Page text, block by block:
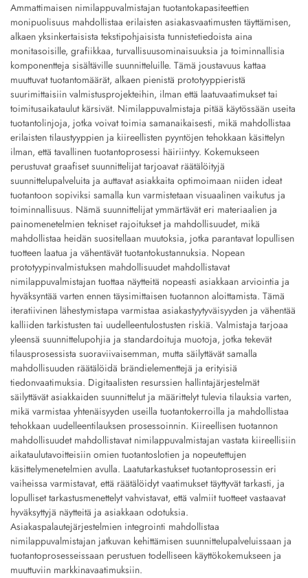
Ammattimaisen nimilappuvalmistajan tuotantokapasiteettien
monipuolisuus mahdollistaa erilaisten asiakasvaatimusten täyttämisen,
alkaen yksinkertaisista tekstipohjaisista tunnistetiedoista aina
monitasoisille, grafiikkaa, turvallisuusominaisuuksia ja toiminnallisia
komponentteja sisältäville suunnitteluille. Tämä joustavuus kattaa
muuttuvat tuotantomäärät, alkaen pienistä prototyyppieristä
suurimittaisiin valmistusprojekteihin, ilman että laatuvaatimukset tai
toimitusaikataulut kärsivät. Nimilappuvalmistaja pitää käytössään useita
tuotantolinjoja, jotka voivat toimia samanaikaisesti, mikä mahdollistaa
erilaisten tilaustyyppien ja kiireellisten pyyntöjen tehokkaan käsittelyn
ilman, että tavallinen tuotantoprosessi häiriintyy. Kokemukseen
perustuvat graafiset suunnittelijat tarjoavat räätälöityjä
suunnittelupalveluita ja auttavat asiakkaita optimoimaan niiden ideat
tuotantoon sopiviksi samalla kun varmistetaan visuaalinen vaikutus ja
toiminnallisuus. Nämä suunnittelijat ymmärtävät eri materiaalien ja
painomenetelmien tekniset rajoitukset ja mahdollisuudet, mikä
mahdollistaa heidän suositellaan muutoksia, jotka parantavat lopullisen
tuotteen laatua ja vähentävät tuotantokustannuksia. Nopean
prototyypinvalmistuksen mahdollisuudet mahdollistavat
nimilappuvalmistajan tuottaa näytteitä nopeasti asiakkaan arviointia ja
hyväksyntää varten ennen täysimittaisen tuotannon aloittamista. Tämä
iteratiivinen lähestymistapa varmistaa asiakastyytyväisyyden ja vähentää
kalliiden tarkistusten tai uudelleentulostusten riskiä. Valmistaja tarjoaa
yleensä suunnittelupohjia ja standardoituja muotoja, jotka tekevät
tilausprosessista suoraviivaisemman, mutta säilyttävät samalla
mahdollisuuden räätälöidä brändielementtejä ja erityisiä
tiedonvaatimuksia. Digitaalisten resurssien hallintajärjestelmät
säilyttävät asiakkaiden suunnittelut ja määrittelyt tulevia tilauksia varten,
mikä varmistaa yhtenäisyyden useilla tuotantokerroilla ja mahdollistaa
tehokkaan uudelleentilauksen prosessoinnin. Kiireellisen tuotannon
mahdollisuudet mahdollistavat nimilappuvalmistajan vastata kiireellisiin
aikataulutavoitteisiin omien tuotantoslotien ja nopeutettujen
käsittelymenetelmien avulla. Laatutarkastukset tuotantoprosessin eri
vaiheissa varmistavat, että räätälöidyt vaatimukset täyttyvät tarkasti, ja
lopulliset tarkastusmenettelyt vahvistavat, että valmiit tuotteet vastaavat
hyväksyttyjä näytteitä ja asiakkaan odotuksia.
Asiakaspalautejärjestelmien integrointi mahdollistaa
nimilappuvalmistajan jatkuvan kehittämisen suunnittelupalveluissaan ja
tuotantoprosesseissaan perustuen todelliseen käyttökokemukseen ja
muuttuviin markkinavaatimuksiin.